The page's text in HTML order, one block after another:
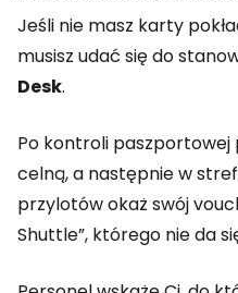
Jeśli nie masz karty
musisz udać się do
Desk.
Po kontroli
celną, a następnie w
przylotów okaż swój
Shuttle”, którego nie da